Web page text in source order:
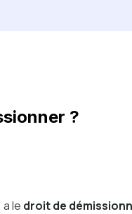
?
le droit de